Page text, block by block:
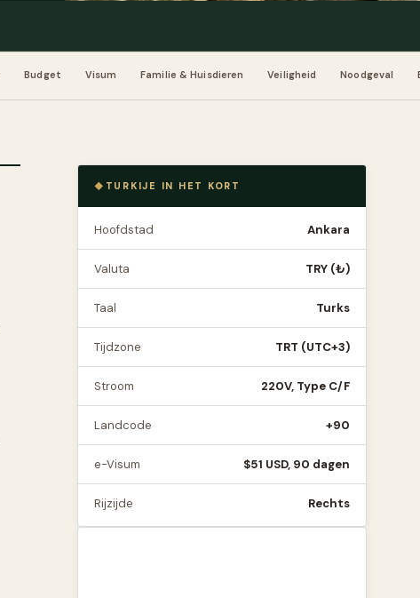
Budget Visum Familie & Huisdieren Veiligheid Noodgeval
TURKIJE IN HET KORT
Hoofdstad Ankara
Valuta TRY (₺)
Taal Turks
Tijdzone TRT (UTC+3)
Stroom 220V, Type C/F
Landcode +90
e-Visum $51 USD, 90 dagen
Rijzijde Rechts